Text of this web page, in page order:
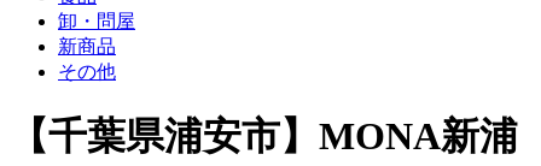
卸・問屋
新商品
その他
【千葉県浦安市】MONA新浦